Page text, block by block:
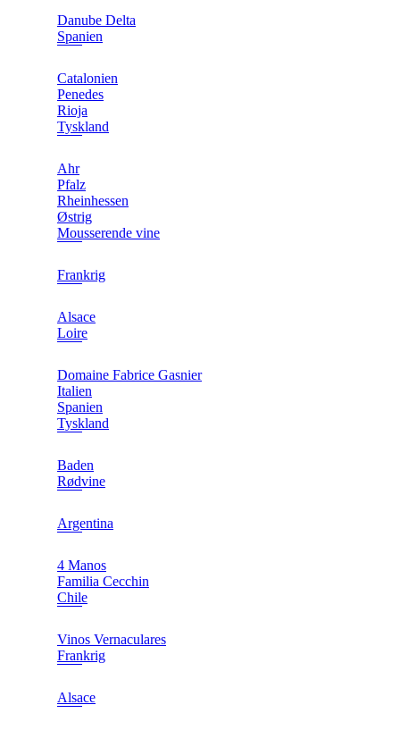
Danube Delta
Spanien
Catalonien
Penedes
Rioja
Tyskland
Ahr
Pfalz
Rheinhessen
Østrig
Mousserende vine
Frankrig
Alsace
Loire
Domaine Fabrice Gasnier
Italien
Spanien
Tyskland
Baden
Rødvine
Argentina
4 Manos
Familia Cecchin
Chile
Vinos Vernaculares
Frankrig
Alsace